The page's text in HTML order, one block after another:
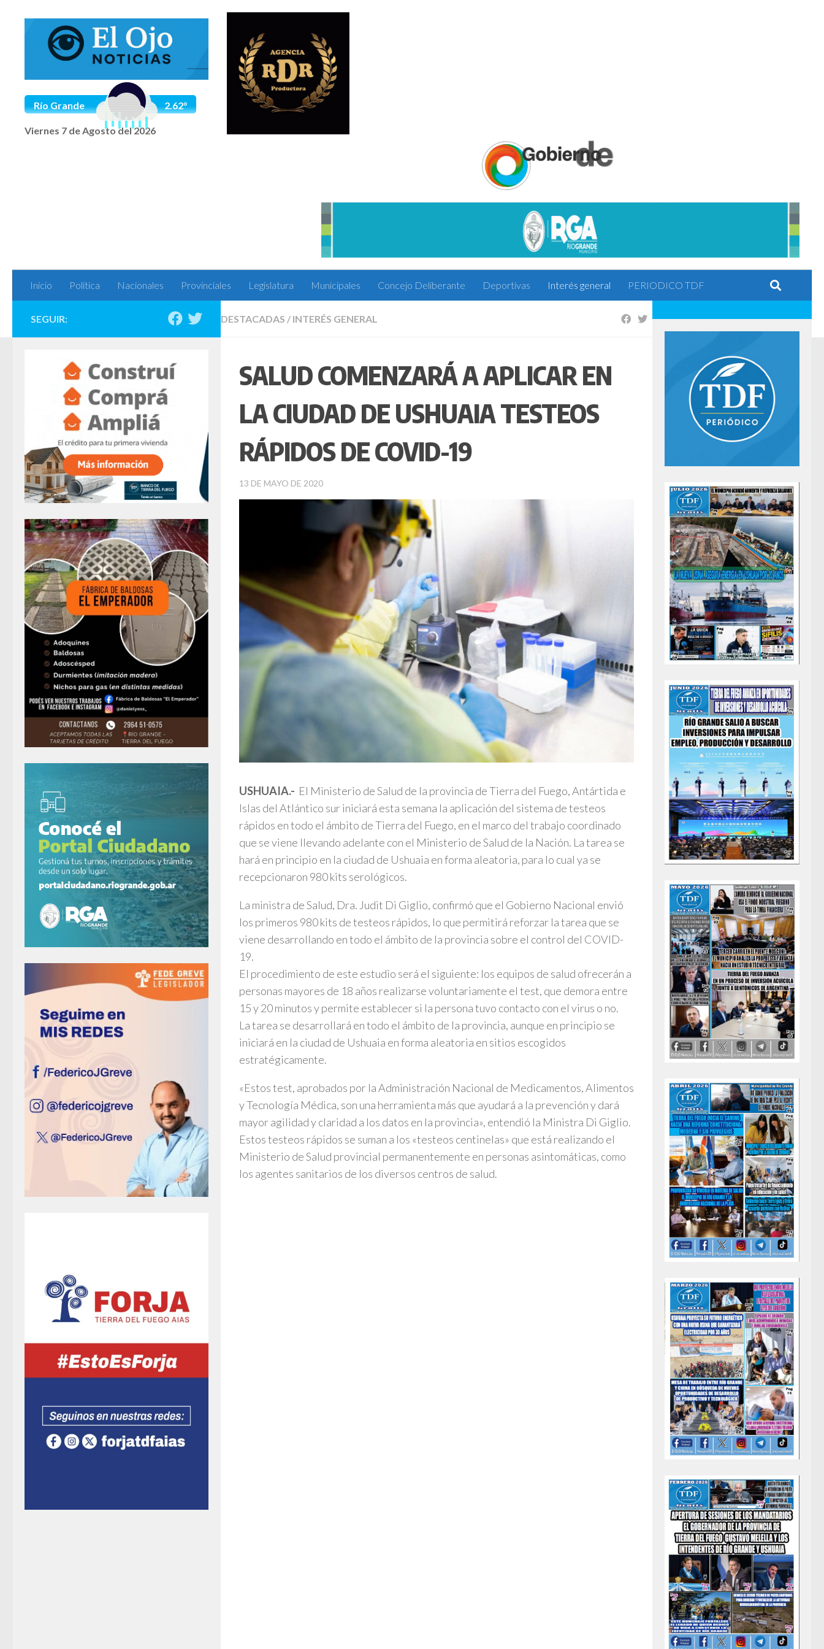
Saltar al contenido
Río Grande 2.62°
Viernes 7 de Agosto del 2026
Inicio Política Nacionales Provinciales Legislatura Municipales Concejo Deliberante Deportivas Interés general PERIODICO TDF
DESTACADAS / INTERÉS GENERAL
SALUD COMENZARÁ A APLICAR EN
LA CIUDAD DE USHUAIA TESTEOS
RÁPIDOS DE COVID-19
13 DE MAYO DE 2020
USHUAIA.- El Ministerio de Salud de la provincia de Tierra del Fuego, Antártida e
Islas del Atlántico sur iniciará esta semana la aplicación del sistema de testeos
rápidos en todo el ámbito de Tierra del Fuego, en el marco del trabajo coordinado
que se viene llevando adelante con el Ministerio de Salud de la Nación. La tarea se
hará en principio en la ciudad de Ushuaia en forma aleatoria, para lo cual ya se
recepcionaron 980 kits serológicos.
La ministra de Salud, Dra. Judit Di Giglio, confirmó que el Gobierno Nacional envió
los primeros 980 kits de testeos rápidos, lo que permitirá reforzar la tarea que se
viene desarrollando en todo el ámbito de la provincia sobre el control del COVID-
19.
El procedimiento de este estudio será el siguiente: los equipos de salud ofrecerán a
personas mayores de 18 años realizarse voluntariamente el test, que demora entre
15 y 20 minutos y permite establecer si la persona tuvo contacto con el virus o no.
La tarea se desarrollará en todo el ámbito de la provincia, aunque en principio se
iniciará en la ciudad de Ushuaia en forma aleatoria en sitios escogidos
estratégicamente.
«Estos test, aprobados por la Administración Nacional de Medicamentos, Alimentos
y Tecnología Médica, son una herramienta más que ayudará a la prevención y dará
mayor agilidad y claridad a los datos en la provincia», entendió la Ministra Di Giglio.
Estos testeos rápidos se suman a los «testeos centinelas» que está realizando el
Ministerio de Salud provincial permanentemente en personas asintomáticas, como
los agentes sanitarios de los diversos centros de salud.
SEGUIR: